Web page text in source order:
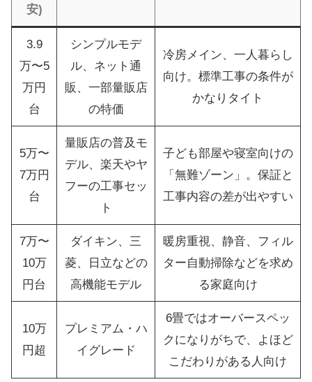
安)
3.9
万〜5
万円
台
シンプルモデ
ル、ネット通
販、一部量販店
の特価
冷房メイン、一人暮らし
向け。標準工事の条件が
かなりタイト
5万〜
7万円
台
量販店の普及モ
デル、楽天やヤ
フーの工事セッ
ト
子ども部屋や寝室向けの
「無難ゾーン」。保証と
工事内容の差が出やすい
7万〜
10万
円台
ダイキン、三
菱、日立などの
高機能モデル
暖房重視、静音、フィル
ター自動掃除などを求め
る家庭向け
10万
円超
プレミアム・ハ
イグレード
6畳ではオーバースペッ
クになりがちで、よほど
こだわりがある人向け